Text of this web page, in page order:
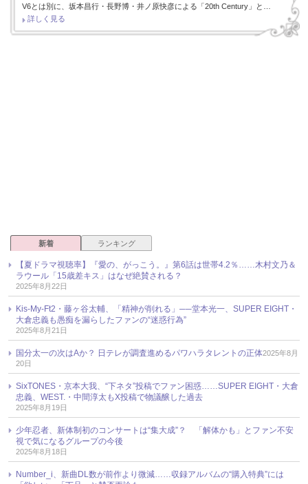
V6とは別に、坂本昌行・長野博・井ノ原快彦による「20th Century」と…
詳しく見る
新着 ランキング
【夏ドラマ視聴率】『愛の、がっこう。』第6話は世帯4.2％……木村文乃＆
ラウール「15歳差キス」はなぜ絶賛される？
2025年8月22日
Kis-My-Ft2・藤ヶ谷太輔、「精神が削れる」──堂本光一、SUPER EIGHT・
大倉忠義も愚痴を漏らしたファンの“迷惑行為”
2025年8月21日
国分太一の次はAか？ 日テレが調査進めるパワハラタレントの正体2025年8月
20日
SixTONES・京本大我、“下ネタ”投稿でファン困惑……SUPER EIGHT・大倉
忠義、WEST.・中間淳太もX投稿で物議醸した過去
2025年8月19日
少年忍者、新体制初のコンサートは“集大成”？ 「解体かも」とファン不安
視で気になるグループの今後
2025年8月18日
Number_i、新曲DL数が前作より微減……収録アルバムの“購入特典”には